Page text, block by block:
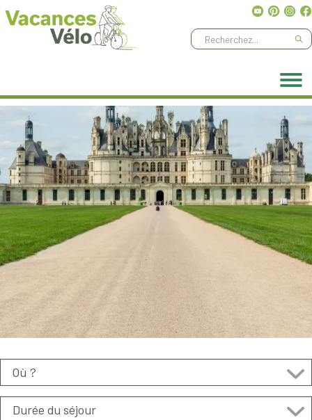
Ne manquez aucune aventure, abonnez-vous à notre newsletter !